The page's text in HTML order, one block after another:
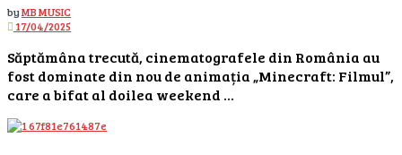
byMB MUSIC
17/04/2025
Săptămâna trecută, cinematografele din România au
fost dominate din nou de animația „Minecraft: Filmul”,
care a bifat al doilea weekend ...